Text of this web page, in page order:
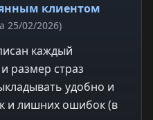
клиентом
25/02/2026)
каждый
размер страз
удобно и
и лишних ошибок (в